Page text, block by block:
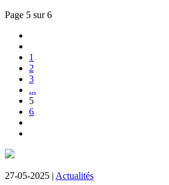
Page 5 sur 6
1
2
3
...
5
6
27-05-2025 | Actualités